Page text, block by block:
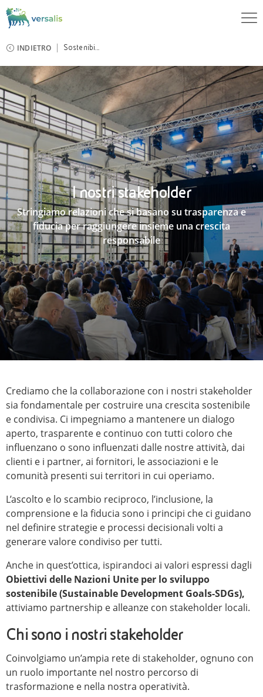
INDIETRO Sostenibi...
I nostri stakeholder
Stringiamo relazioni che si basano su trasparenza e
fiducia per raggiungere insieme una crescita
responsabile
Crediamo che la collaborazione con i nostri stakeholder
sia fondamentale per costruire una crescita sostenibile
e condivisa. Ci impegniamo a mantenere un dialogo
aperto, trasparente e continuo con tutti coloro che
influenzano o sono influenzati dalle nostre attività, dai
clienti e i partner, ai fornitori, le associazioni e le
comunità presenti sui territori in cui operiamo.
L’ascolto e lo scambio reciproco, l’inclusione, la
comprensione e la fiducia sono i principi che ci guidano
nel definire strategie e processi decisionali volti a
generare valore condiviso per tutti.
Anche in quest’ottica, ispirandoci ai valori espressi dagli
Obiettivi delle Nazioni Unite per lo sviluppo
sostenibile (Sustainable Development Goals-SDGs),
attiviamo partnership e alleanze con stakeholder locali.
Chi sono i nostri stakeholder
Coinvolgiamo un’ampia rete di stakeholder, ognuno con
un ruolo importante nel nostro percorso di
trasformazione e nella nostra operatività.